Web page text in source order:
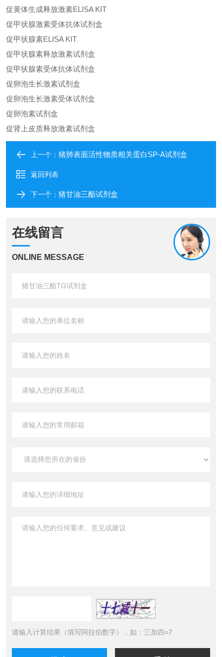
促黄体生成释放激素ELISA KIT
促甲状腺激素受体抗体试剂盒
促甲状腺素ELISA KIT
促甲状腺素释放激素试剂盒
促甲状腺素受体抗体试剂盒
促卵泡生长激素试剂盒
促卵泡生长激素受体试剂盒
促卵泡素试剂盒
促肾上皮质释放激素试剂盒
上一个： 猪肺表面活性物质相关蛋白SP-A试剂盒
返回列表
下一个： 猪甘油三酯试剂盒
在线留言
ONLINE MESSAGE
请输入计算结果（填写阿拉伯数字），如：三加四=7